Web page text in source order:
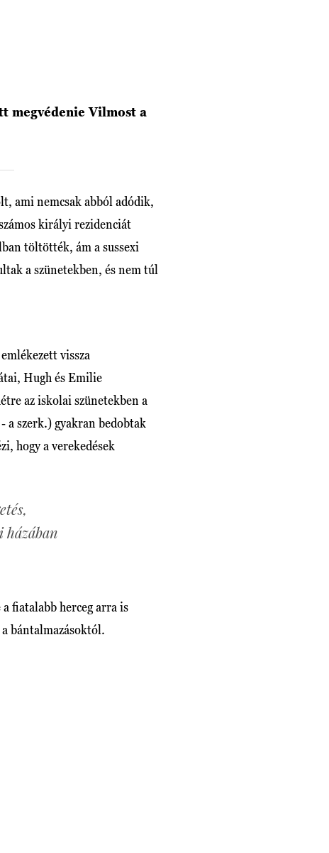
megvédenie Vilmost a
ami nemcsak abból adódik,
királyi rezidenciát
töltötték, ám a sussexi
a szünetekben, és nem túl
vissza
Hugh és Emilie
az iskolai szünetekben a
a szerk.) gyakran bedobtak
hogy a verekedések
házában
fiatalabb herceg arra is
bántalmazásoktól.